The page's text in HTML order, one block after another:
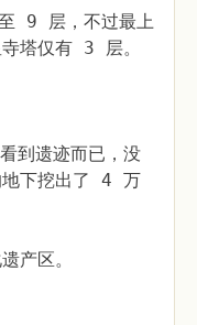
9 层，不过最上
塔仅有 3 层。
到遗迹而已，没
地下挖出了 4 万
产区。